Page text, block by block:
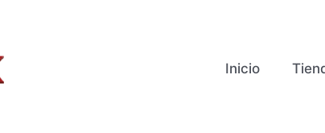
Inicio